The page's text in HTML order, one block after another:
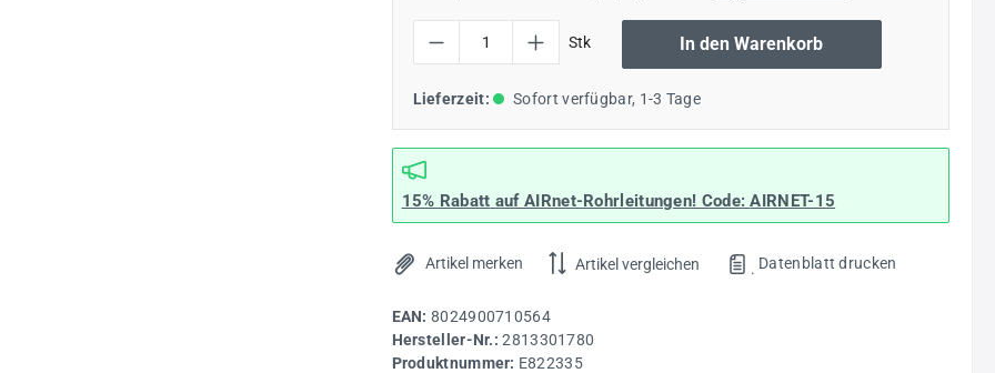
Stk In den Warenkorb
Lieferzeit: Sofort verfügbar, 1-3 Tage
15% Rabatt auf AIRnet-Rohrleitungen! Code:AIRNET-15
Artikel merken Artikel vergleichen . Datenblatt drucken
EAN: 8024900710564
Hersteller-Nr.:2813301780
Produktnummer: E822335